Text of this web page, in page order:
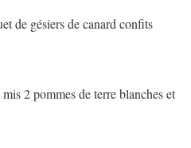
de gésiers de canard confits
2 pommes de terre blanches et
blancs